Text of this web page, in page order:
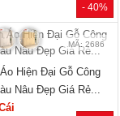
- 23%